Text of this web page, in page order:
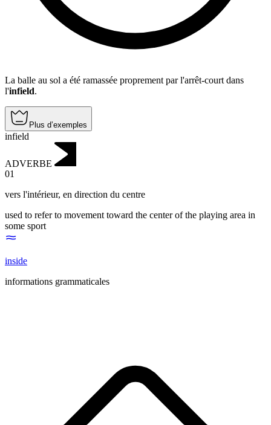
La balle au sol a été ramassée proprement par l'arrêt-court dans
l'infield.
Plus d’exemples
infield
ADVERBE
01
vers l'intérieur, en direction du centre
used to refer to movement toward the center of the playing area in
some sport
inside
informations grammaticales